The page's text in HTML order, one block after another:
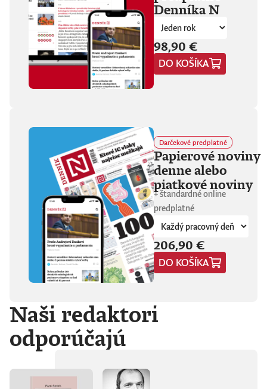
fanúšikovia aj
kritika dávajú palec
hore. Hrá pred
tisíckami ľudí na
festivaloch, vo
vypredaných sálach
aj v malých
punkových
ľudia, ktorí sa
predtým nepoznali,
vedú intenzívny
dialóg o hudbe a
stave sveta. V
štrnástich
tematicky
zameraných
kapitolách príde
okrem iného reč na
punk, trap,
rock’n’roll, Beatles,
Sex Pistols,
Dostojevského,
Hegela, Boha, GG
psychické diagnózy,
lásku, násilie,
rómstvo, working
class, anarchizmus,
okultizmus,
fašizmus, revolúciu,
Denníka N
98,90 €
DO KOŠÍKA
Darčekové predplatné
Papierové noviny
denne alebo
piatkové noviny
+ štandardné online
predplatné
206,90 €
DO KOŠÍKA
Naši redaktori
odporúčajú